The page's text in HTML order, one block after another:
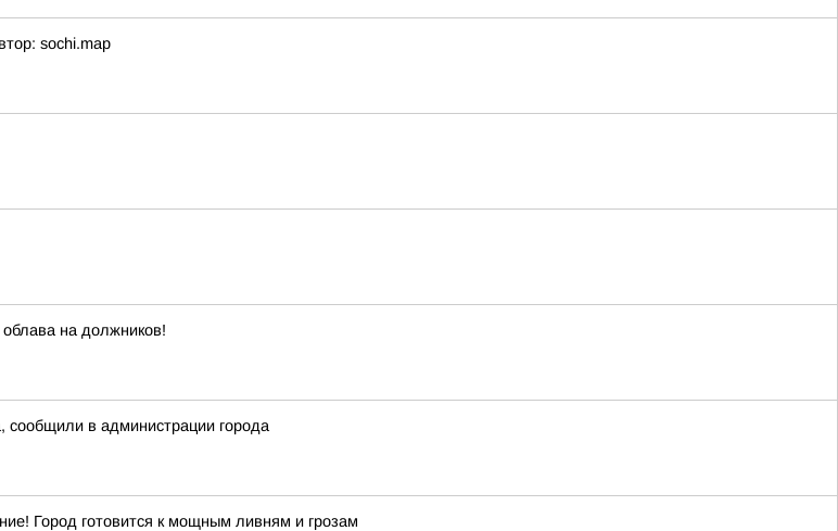
sochi.map
на должников!
сообщили в администрации города
Город готовится к мощным ливням и грозам